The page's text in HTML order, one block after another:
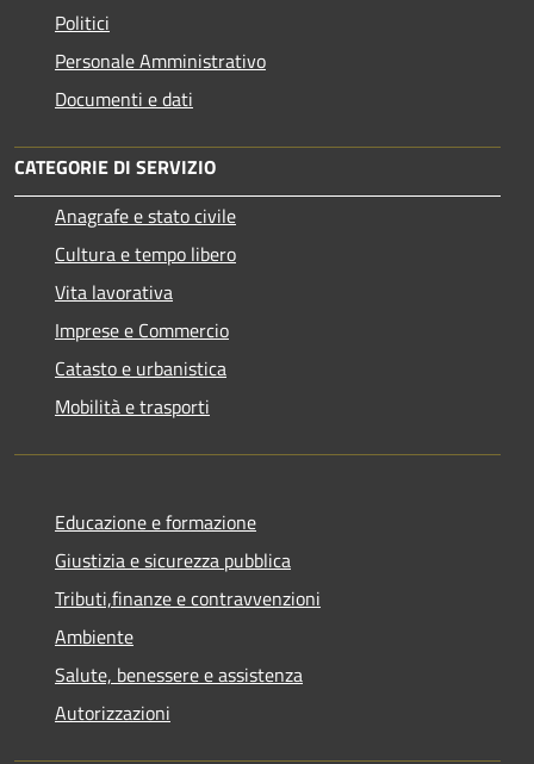
Politici
Personale Amministrativo
Documenti e dati
CATEGORIE DI SERVIZIO
Anagrafe e stato civile
Cultura e tempo libero
Vita lavorativa
Imprese e Commercio
Catasto e urbanistica
Mobilità e trasporti
Educazione e formazione
Giustizia e sicurezza pubblica
Tributi,finanze e contravvenzioni
Ambiente
Salute, benessere e assistenza
Autorizzazioni